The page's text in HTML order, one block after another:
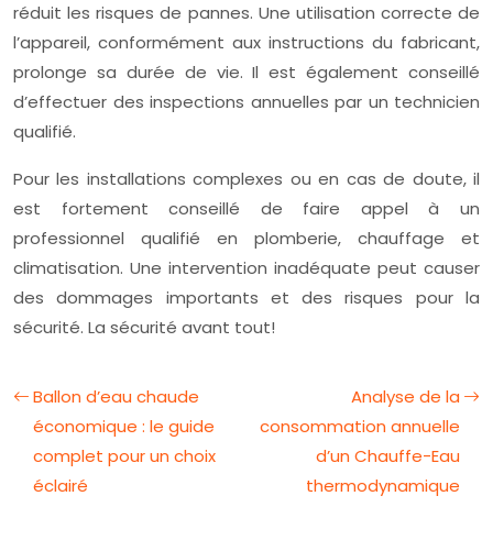
réduit les risques de pannes. Une utilisation correcte de
l’appareil, conformément aux instructions du fabricant,
prolonge sa durée de vie. Il est également conseillé
d’effectuer des inspections annuelles par un technicien
qualifié.
Pour les installations complexes ou en cas de doute, il
est fortement conseillé de faire appel à un
professionnel qualifié en plomberie, chauffage et
climatisation. Une intervention inadéquate peut causer
des dommages importants et des risques pour la
sécurité. La sécurité avant tout!
Ballon d’eau chaude
économique : le guide
complet pour un choix
éclairé
Analyse de la
consommation annuelle
d’un Chauffe-Eau
thermodynamique